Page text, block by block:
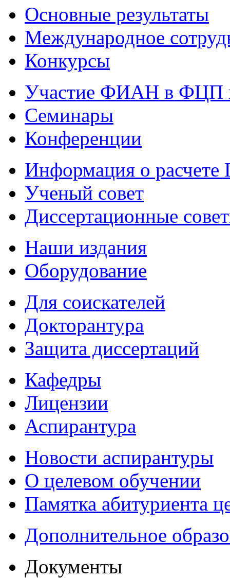
Основные результаты
Международное
Конкурсы
Участие ФИАН в ФЦП
Семинары
Конференции
Информация о
Ученый совет
Диссертационные
Наши издания
Оборудование
Для соискателей
Докторантура
Защита диссертаций
Кафедры
Лицензии
Аспирантура
Новости аспирантуры
О целевом обучении
Памятка абитуриента
Дополнительное
Документы